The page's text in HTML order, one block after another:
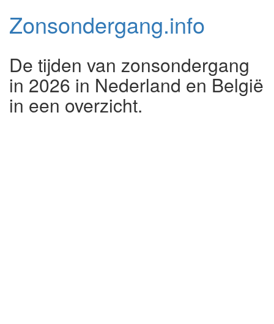
Zonsondergang.info
De tijden van zonsondergang
in 2026 in Nederland en België
in een overzicht.